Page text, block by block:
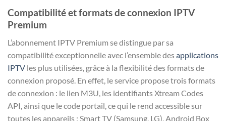
Compatibilité et formats de connexion IPTV
Premium
L’abonnement IPTV Premium se distingue par sa
compatibilité exceptionnelle avec l’ensemble desapplications
IPTV les plus utilisées, grâce à la flexibilité des formats de
connexion proposé. En effet, le service propose trois formats
de connexion : le lien M3U, les identifiants Xtream Codes
API, ainsi que le code portail, ce qui le rend accessible sur
toutes les appareils : Smart TV (Samsung, LG), Android Box